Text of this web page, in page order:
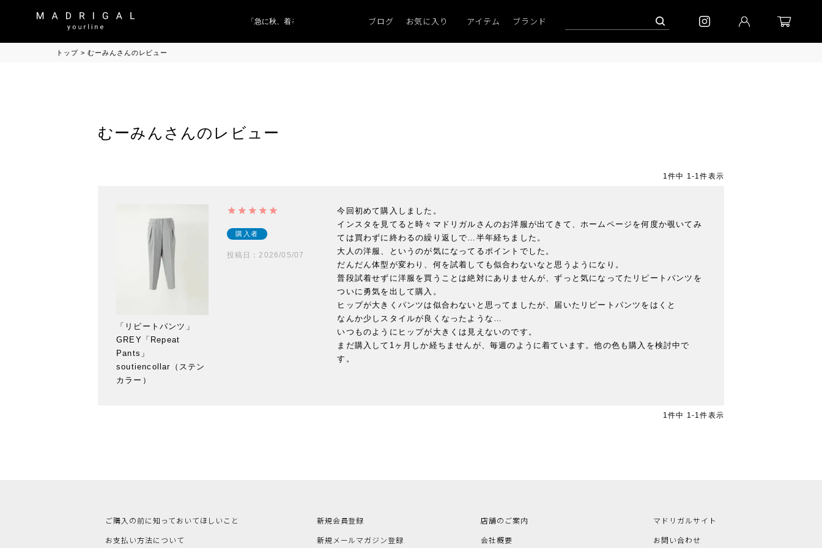
「急に秋、着るものがない」 「キレイなニット」 ポイント9％「マンスリーポイントキャンペーン」 到着｜2026AW「シフォンニット」 到着｜2026AW「マガジン
ブログ お気に入り アイテム ブランド
トップ むーみんさんのレビュー
むーみんさんのレビュー
1件中 1-1件表示
「リピートパンツ」
GREY「Repeat
Pants」
soutiencollar（ステン
カラー）
購入者
投稿日 2026/05/07
今回初めて購入しました。
インスタを見てると時々マドリガルさんのお洋服が出てきて、ホームページを何度か覗いてみ
ては買わずに終わるの繰り返しで…半年経ちました。
大人の洋服、というのが気になってるポイントでした。
だんだん体型が変わり、何を試着しても似合わないなと思うようになり。
普段試着せずに洋服を買うことは絶対にありませんが、ずっと気になってたリピートパンツを
ついに勇気を出して購入。
ヒップが大きくパンツは似合わないと思ってましたが、届いたリピートパンツをはくと
なんか少しスタイルが良くなったような…
いつものようにヒップが大きくは見えないのです。
まだ購入して1ヶ月しか経ちませんが、毎週のように着ています。他の色も購入を検討中で
す。
1件中 1 -1件表示
ご購入の前に知っておいてほしいこと
お支払い方法について
新規会員登録
新規メールマガジン登録
店舗のご案内
会社概要
マドリガルサイト
お問い合わせ